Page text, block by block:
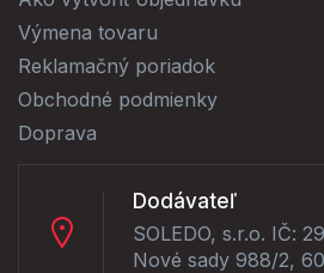
Výmena tovaru
Reklamačný poriadok
Obchodné podmienky
Doprava
Dodávateľ
SOLEDO, s.r.o. IČ:
Nové sady 988/2,